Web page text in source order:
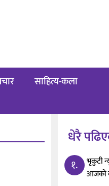
साहित्य-कला
धेरै
१.
भृकुटी
आजको